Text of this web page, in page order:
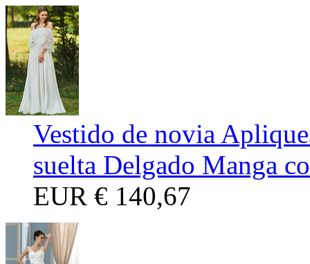
Vestido de novia
suelta Delgado Manga
EUR € 140,67